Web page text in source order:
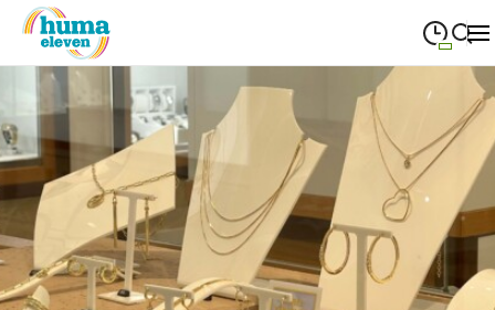
Suche schließen
Montag
09:00 —19:00
Dienstag
DIENSTAG 09:00—19:00
Mittwoch
MITTWOCH 09:00 —19:00
Donnerstag
DONNERSTAG 09:00 —19:00